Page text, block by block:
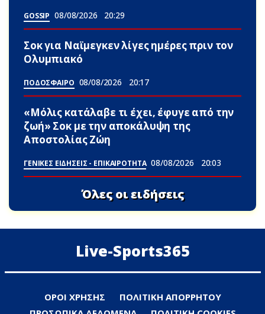
GOSSIP 08/08/2026 20:29
Σoκ για Ναϊμεγκεν λίγες ημέρες πριν τον
Ολυμπιακό
ΠΟΔΟΣΦΑΙΡΟ 08/08/2026 20:17
«Μόλις κατάλαβε τι έχει, έφυγε από την
ζωή» Σoκ με την αποκάλυψη της
Αποστολίας Ζώη
ΓΕΝΙΚΕΣ ΕΙΔΗΣΕΙΣ - ΕΠΙΚΑΙΡΟΤΗΤΑ 08/08/2026 20:03
Όλες οι ειδήσεις
Live-Sports365
ΟΡΟΙ ΧΡΗΣΗΣ
ΠΟΛΙΤΙΚΗ ΑΠΟΡΡΗΤΟΥ